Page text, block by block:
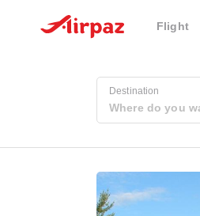
Flight
Destination